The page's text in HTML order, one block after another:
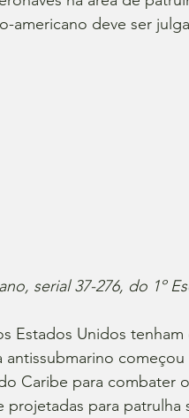
americano deve ser
serial 37-276, do 1º
Estados Unidos
Caribe para combater
projetadas para